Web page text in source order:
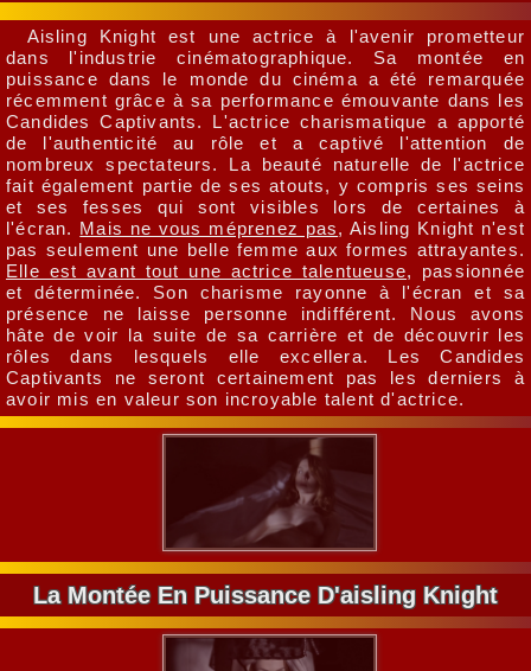
Aisling Knight est une actrice à l'avenir prometteur
dans l'industrie cinématographique. Sa montée en
puissance dans le monde du cinéma a été remarquée
récemment grâce à sa performance émouvante dans les
Candides Captivants. L'actrice charismatique a apporté
de l'authenticité au rôle et a captivé l'attention de
nombreux spectateurs. La beauté naturelle de l'actrice
fait également partie de ses atouts, y compris ses seins
et ses fesses qui sont visibles lors de certaines à
l'écran. Mais ne vous méprenez pas, Aisling Knight n'est
pas seulement une belle femme aux formes attrayantes.
Elle est avant tout une actrice talentueuse, passionnée
et déterminée. Son charisme rayonne à l'écran et sa
présence ne laisse personne indifférent. Nous avons
hâte de voir la suite de sa carrière et de découvrir les
rôles dans lesquels elle excellera. Les Candides
Captivants ne seront certainement pas les derniers à
avoir mis en valeur son incroyable talent d'actrice.
La Montée En Puissance D'aisling Knight